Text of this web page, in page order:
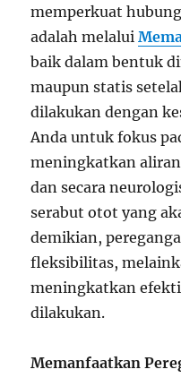
memperkuat
adalah melalui
baik dalam bentuk
maupun statis
dilakukan dengan
Anda untuk fokus
meningkatkan
dan secara
serabut otot yang
demikian,
fleksibilitas,
meningkatkan
dilakukan.
Memanfaatkan